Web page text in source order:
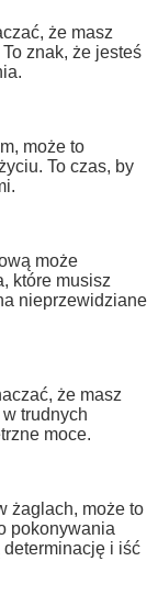
że masz
znak, że jesteś
może to
To czas, by
może
które musisz
nieprzewidziane
że masz
trudnych
moce.
żaglach, może to
pokonywania
determinację i iść